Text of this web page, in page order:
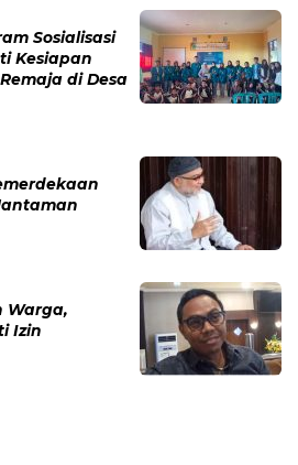
Sosialisasi
Kesiapan
di Desa
Warga,
Izin